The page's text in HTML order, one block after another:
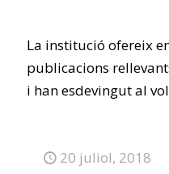
La institució ofereix
publicacions
i han esdevingut al
20 juliol, 2018